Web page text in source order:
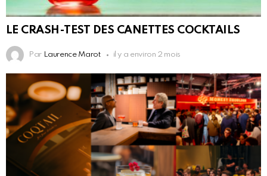
LE CRASH-TEST DES CANETTES COCKTAILS
Par Laurence Marot il y a environ 2 mois